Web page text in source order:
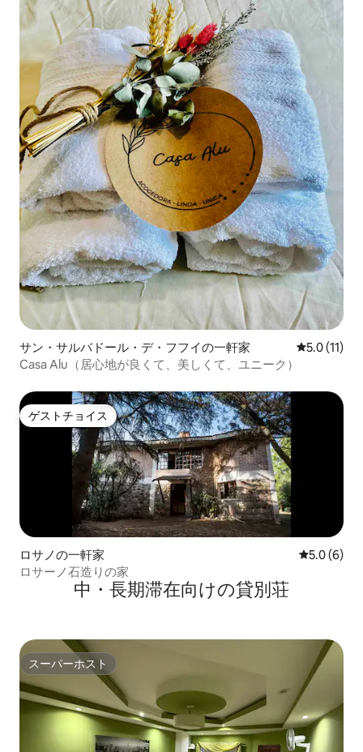
サン・サルバドール・デ・フフイの一軒家 レビュー11
5.0 (11)
Casa Alu（居心地が良くて、美しくて、ユニーク）
ゲストチョイス
ゲストチョイス
ロサノの一軒家 レビュー6
5.0 (6)
ロサーノ石造りの家
中・長期滞在向けの貸別荘
スーパーホスト
スーパーホスト